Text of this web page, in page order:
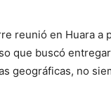
reunió en Huara
que buscó
geográficas, no